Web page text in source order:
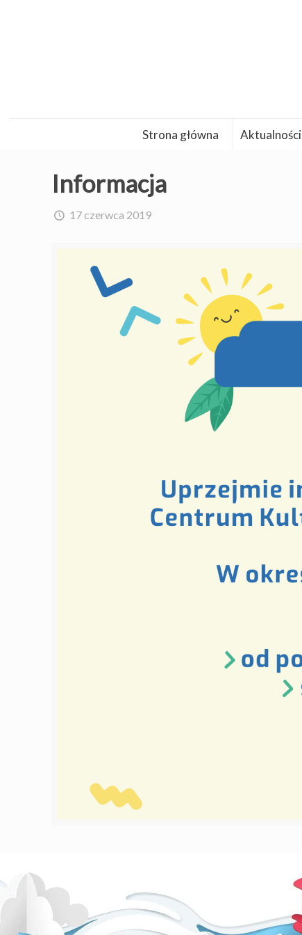
Strona główna Aktualności
Informacja
17 czerwca 2019